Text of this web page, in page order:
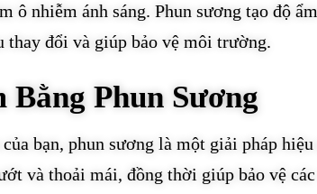
ô nhiễm ánh sáng. Phun sương tạo độ
thay đổi và giúp bảo vệ môi trường.
Phun Sương
bạn, phun sương là một giải pháp
và thoải mái, đồng thời giúp bảo vệ